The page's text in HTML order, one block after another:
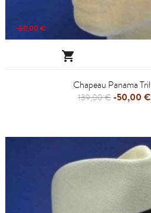
-50,00 €

Chapeau Panama
139,00 € -50,00 €